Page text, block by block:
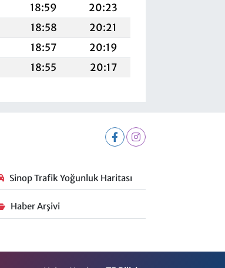
18:59
20:23
18:58
20:21
18:57
20:19
18:55 20:17
Sinop Trafik Yoğunluk Haritası
Haber Arşivi